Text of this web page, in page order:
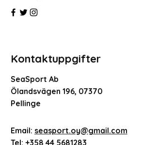
Kontaktuppgifter
SeaSport Ab
Ölandsvägen 196, 07370
Pellinge
Email: seasport.oy@gmail.com
Tel: +358 44 5681283